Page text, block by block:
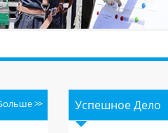
>> Успешное Дело